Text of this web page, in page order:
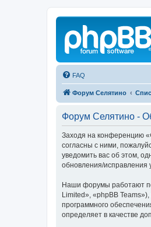
FAQ
Форум Селятино
Форум Селятино -
Заходя на конференцию
согласны с ними,
уведомить вас об этом,
обновления/исправления
Наши форумы работают
Limited», «phpBB
программного
определяет в качестве